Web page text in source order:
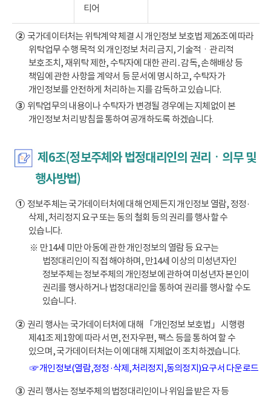
티어
②국가데이터처는 위탁계약 체결 시 개인정보 보호법 제26조에 따라
위탁업무 수행 목적 외 개인정보 처리 금지, 기술적ㆍ관리적
보호조치, 재위탁 제한, 수탁자에 대한 관리․감독, 손해배상 등
책임에 관한 사항을 계약서 등 문서에 명시하고, 수탁자가
개인정보를 안전하게 처리하는 지를 감독하고 있습니다.
③위탁업무의 내용이나 수탁자가 변경될 경우에는 지체없이 본
개인정보 처리 방침을 통하여 공개하도록 하겠습니다.
제6조(정보주체와 법정대리인의 권리ㆍ의무 및
행사방법)
①정보주체는 국가데이터처에 대해 언제든지 개인정보 열람, 정정·
삭제, 처리정지 요구 또는 동의 철회 등의 권리를 행사할 수
있습니다.
※ 만14세 미만 아동에 관한 개인정보의 열람 등 요구는
법정대리인이 직접 해야하며, 만14세 이상의 미성년자인
정보주체는 정보주체의 개인정보에 관하여 미성년자 본인이
권리를 행사하거나 법정대리인을 통하여 권리를 행사할 수도
있습니다.
②권리 행사는 국가데이터처에 대해 「개인정보 보호법」 시행령
제41조 제1항에 따라 서면, 전자우편, 팩스 등을 통하여 할 수
있으며, 국가데이터처는 이에 대해 지체없이 조치하겠습니다.
☞ 개인정보(열람,정정·삭제,처리정지,동의정지)요구서 다운로드
③권리 행사는 정보주체의 법정대리인이나 위임을 받은 자 등